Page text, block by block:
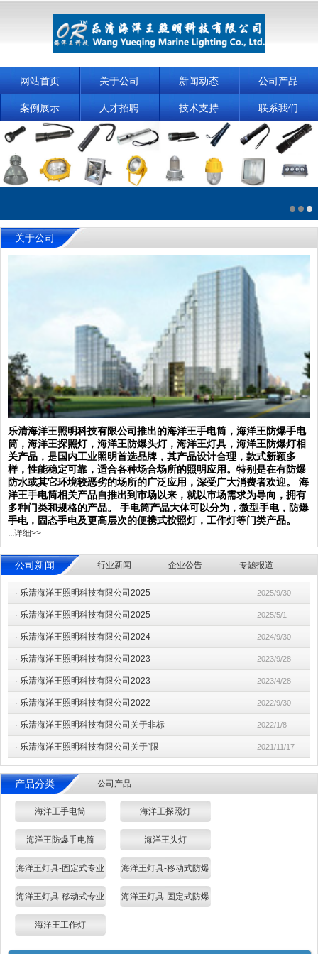
网站首页 关于公司 新闻动态 公司产品
案例展示 人才招聘 技术支持 联系我们
关于公司
乐清海洋王照明科技有限公司推出的海洋王手电筒，海洋王防爆手电
筒，海洋王探照灯，海洋王防爆头灯，海洋王灯具，海洋王防爆灯相
关产品，是国内工业照明首选品牌，其产品设计合理，款式新颖多
样，性能稳定可靠，适合各种场合场所的照明应用。特别是在有防爆
防水或其它环境较恶劣的场所的广泛应用，深受广大消费者欢迎。 海
洋王手电筒相关产品自推出到市场以来，就以市场需求为导向，拥有
多种门类和规格的产品。 手电筒产品大体可以分为，微型手电，防爆
手电，固态手电及更高层次的便携式按照灯，工作灯等门类产品。
详细>>
公司新闻 行业新闻 企业公告 专题报道
· 乐清海洋王照明科技有限公司2025 2025/9/30
· 乐清海洋王照明科技有限公司2025 2025/5/1
· 乐清海洋王照明科技有限公司2024 2024/9/30
· 乐清海洋王照明科技有限公司2023 2023/9/28
· 乐清海洋王照明科技有限公司2023 2023/4/28
· 乐清海洋王照明科技有限公司2022 2022/9/30
· 乐清海洋王照明科技有限公司关于非标 2022/1/8
· 乐清海洋王照明科技有限公司关于“限 2021/11/17
产品分类 公司产品
海洋王手电筒 海洋王探照灯
海洋王防爆手电筒 海洋王头灯
海洋王灯具-固定式专业 海洋王灯具-移动式防爆
海洋王灯具-移动式专业 海洋王灯具-固定式防爆
海洋王工作灯